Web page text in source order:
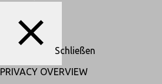
Schließen
PRIVACY OVERVIEW